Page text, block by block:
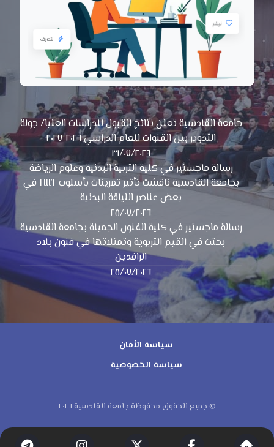
جامعة القادسية تعلن نتائج القبول للدراسات العليا/ جولة
التدوير بين القنوات للعام الدراسي ٢٠٢٦-٢٠٢٧
٣١/٠٧/٢٠٢٦
رسالة ماجستير في كلية التربية البدنية وعلوم الرياضة
بجامعة القادسية ناقشت تأثير تمرينات بأسلوب HIIT في
بعض عناصر اللياقة البدنية
٢٨/٠٧/٢٠٢٦
رسالة ماجستير في كلية الفنون الجميلة بجامعة القادسية
بحثت في القيم التربوية وتمثلاتها في فنون بلاد
الرافدين
٢٨/٠٧/٢٠٢٦
سياسة الأمان
سياسة الخصوصية
© جميع الحقوق محفوظة جامعة القادسية ٢٠٢٦